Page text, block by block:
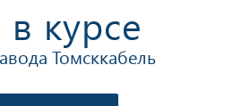
в курсе
Томсккабель